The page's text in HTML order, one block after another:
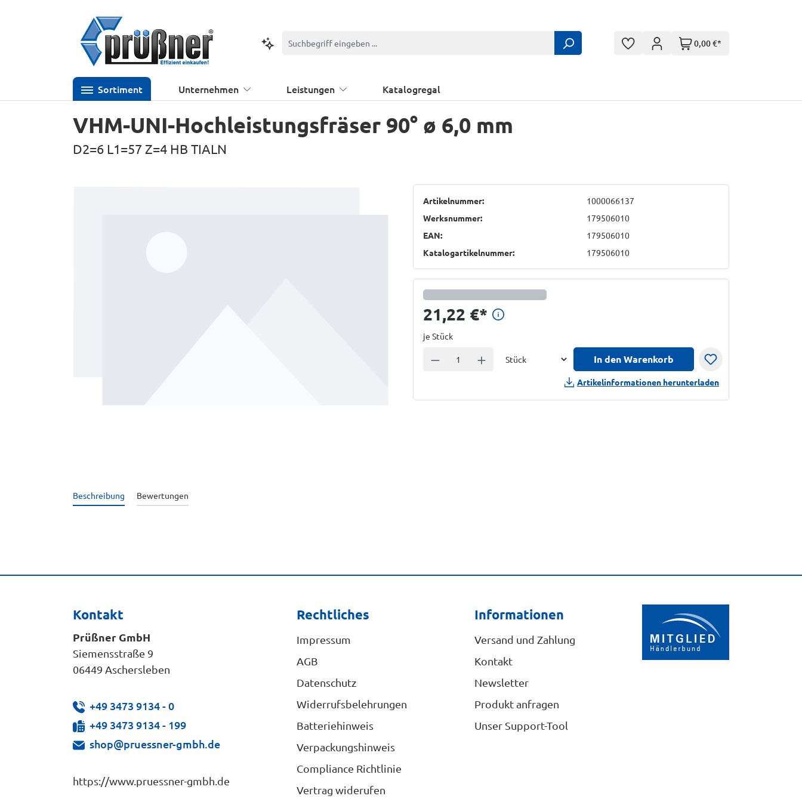
Kontextbasierte Suche 0,00 €*
Sortiment Unternehmen Leistungen Katalogregal
VHM-UNI-Hochleistungsfräser 90° ø 6,0 mm
D2=6 L1=57 Z=4 HB TIALN
Artikelnummer:
1000066137
Werksnummer:
179506010
EAN:
179506010
Katalogartikelnummer:
179506010
21,22 €* Preisinformationen anzeigen
je Stück
Anzahl verringernAnzahl erhöhen In den Warenkorb
Artikelinformationen herunterladen
Beschreibung Bewertungen
Kontakt
Prüßner GmbH
Siemensstraße 9
06449 Aschersleben
+49 3473 9134 - 0
+49 3473 9134 - 199
shop@pruessner-gmbh.de
https://www.pruessner-gmbh.de
Rechtliches
Impressum
AGB
Datenschutz
Widerrufsbelehrungen
Batteriehinweis
Verpackungshinweis
Compliance Richtlinie
Vertrag widerufen
Informationen
Versand und Zahlung
Kontakt
Newsletter
Produkt anfragen
Unser Support-Tool